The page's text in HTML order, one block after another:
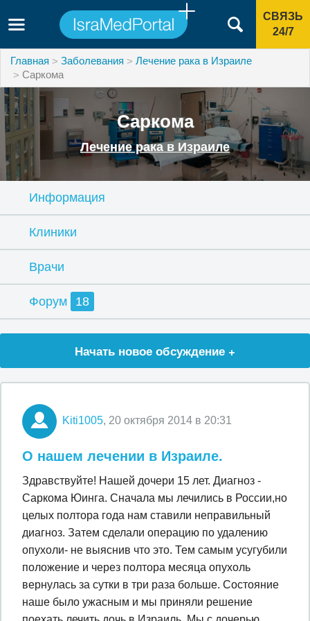
СВЯЗЬ
24/7
Главная Заболевания
Лечение рака в Израиле
Саркома
Саркома
Лечение рака в Израиле
Информация
Клиники
Врачи
Форум 18
Начать новое обсуждение +
Kiti1005, 20 октября 2014 в 20:31
О нашем лечении в Израиле.
Здравствуйте! Нашей дочери 15 лет. Диагноз -
Саркома Юинга. Сначала мы лечились в России,но
целых полтора года нам ставили неправильный
диагноз. Затем сделали операцию по удалению
опухоли- не выяснив что это. Тем самым усугубили
положение и через полтора месяца опухоль
вернулась за сутки в три раза больше. Состояние
наше было ужасным и мы приняли решение